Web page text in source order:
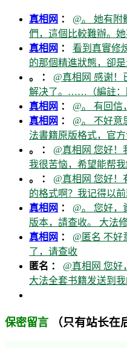
真相网 ： @。 她有附
們，這個比較難辦。
真相网 ： 看到真實修
的那個精進狀態，卻
。 ： @真相网 感谢
解决了。……（編註：
真相网 ： @。 有回信
真相网 ： @。 不好意
法書籍原版格式，官
。 ： @真相网 您好！
我很苦恼，希望能帮
。 ： @真相网 您好
的格式啊？我记得以
真相网 ： @。 您好，
版本，請查收。 大法
真相网 ： @匿名 不好
了，请查收
匿名 ： @真相网 您好
大法全套书籍发送到我
保密留言 （只有站长在